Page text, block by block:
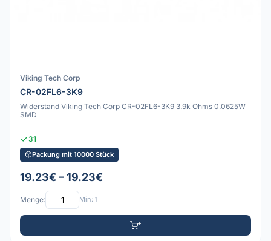
Viking Tech Corp
CR-02FL6-3K9
Widerstand Viking Tech Corp CR-02FL6-3K9 3.9k Ohms 0.0625W
SMD
31
Packung mit 10000 Stück
19.23€ – 19.23€
Menge: Min: 1